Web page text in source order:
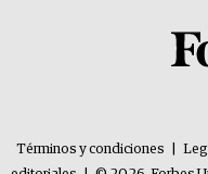
Términos y condiciones